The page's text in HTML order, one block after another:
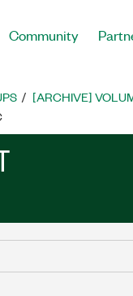
Community
[ARCHIVE]